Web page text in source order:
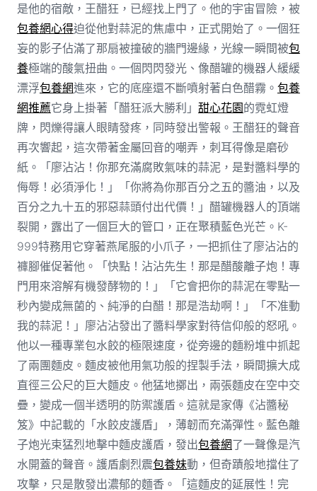
是他的宿敵，王醋狂，已經找上門了。他的宇宙冒險，被
包養網心得迫從他對蒜泥的焦慮中，正式開始了。一個狂
妄的影子佔滿了那扇被撞破的牆門邊緣，光線一瞬間被包
養極端的酸氣扭曲。一個閃閃發光、像醋罐的機器人緩緩
漂浮包養網進來，它的底座還不斷噴射著白色醋霧。 包養
網推薦它身上掛著「醋狂派大勝利」 甜心花園的霓虹燈
牌，閃爍得讓人眼睛發疼，同時發出警報。王醋狂的聲音
再次響起，這次帶著金屬回音的嘲弄，刺耳得像是磨砂
紙。「廖沾沾！你那充滿腐敗氣味的蒜泥，是對醬料學的
侮辱！必須淨化！」「你將為你那百分之五的醬油，以及
百分之九十五的邪惡蒜頭付出代價！」醋罐機器人的頂端
裂開，露出了一個巨大的管口，正在聚積藍色光芒。K-
999特務用它穿著燕尾服的小爪子，一把抓住了廖沾沾的
褲腳催促著他。「快點！沾沾先生！那是醋酸離子炮！專
門用來溶解有機發酵物的！」「它會把你的蒜泥在零點一
秒內變成無菌的、純淨的白醋！那是浩劫啊！」「不准動
我的蒜泥！」廖沾沾發出了醬料學家對待信仰般的怒吼。
他以一種專業包水餃的極限速度，從旁邊的麵粉堆中抓起
了兩團麵皮。麵皮被他用氣功般的捏製手法，瞬間擴大成
直徑三公尺的巨大麵皮。他猛地擲出，兩張麵皮在空中交
疊，變成一個半透明的防禦護盾。這就是家傳《沾醬秘
笈》中記載的「水餃皮護盾」，薄韌而充滿彈性。藍色離
子炮光束猛烈地擊中麵皮護盾，發出包養網了一聲像是汽
水開蓋的聲音。護盾劇烈震包養妹動，但奇蹟般地擋住了
攻擊，只是散發出濃郁的麵香。「這麵皮的延展性！完